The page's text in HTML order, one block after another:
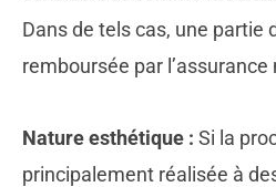
Dans de tels cas, une partie
remboursée par l’assurance
Nature esthétique : Si la
principalement réalisée à